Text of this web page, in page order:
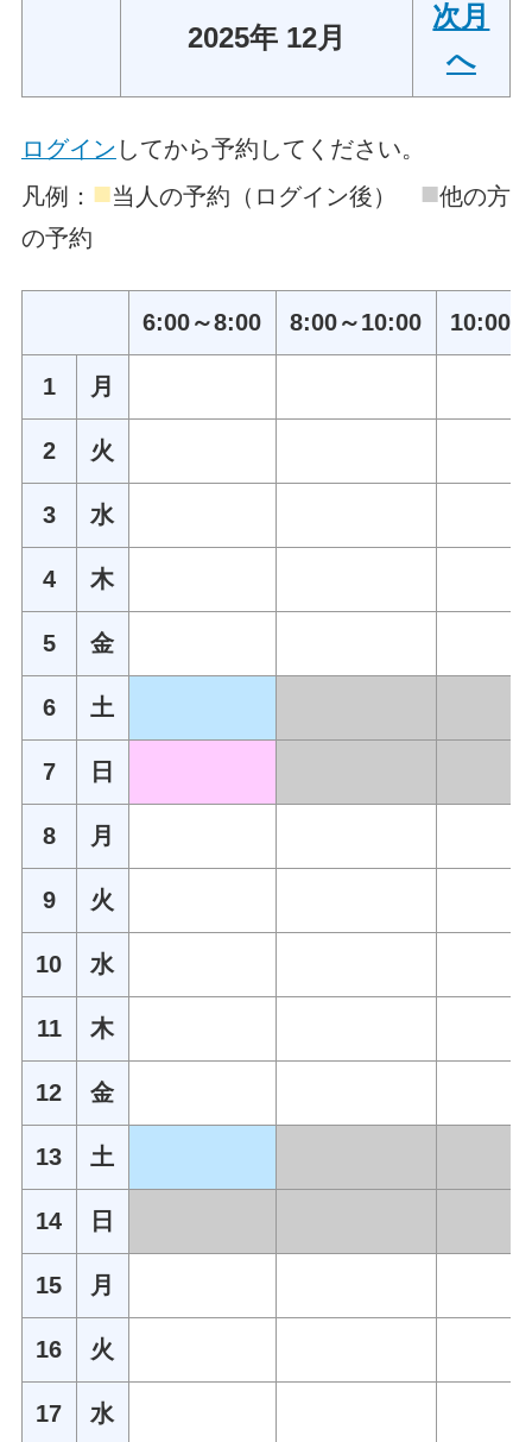
2025年 12月
次月
へ
ログイン してから予約してください。
凡例： ■当人の予約（ログイン後） ■他の方
の予約
6:00～8:00 8:00～10:00 10:00
1 月
2 火
3 水
4 木
5 金
6 土
7 日
8 月
9 火
10 水
11 木
12 金
13 土
14 日
15 月
16 火
17 水